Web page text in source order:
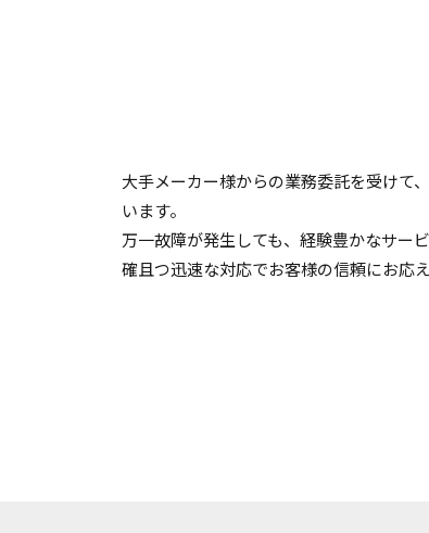
大手メーカー様からの業務委託を受けて
います。
万一故障が発生しても、経験豊かなサー
確且つ迅速な対応でお客様の信頼にお応え